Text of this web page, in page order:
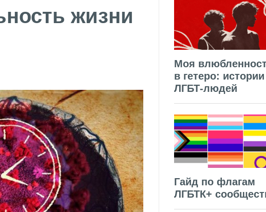
жизни
Моя
в гетеро: истории
ЛГБТ-людей
Гайд по флагам
ЛГБТК+